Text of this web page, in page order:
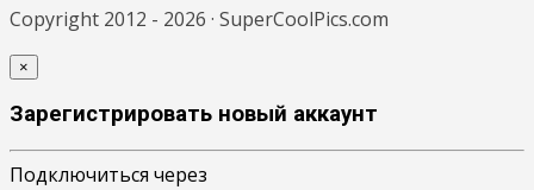
Copyright 2012 - 2026 · SuperCoolPics.com
×
Зарегистрировать новый аккаунт
Подключиться через